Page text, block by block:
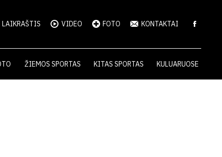
LAIKRAŠTIS VIDEO FOTO KONTAKTAI
ŽIEMOS SPORTAS KITAS SPORTAS KULUARUOSE